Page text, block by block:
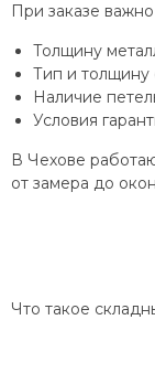
При заказе важно
Толщину
Тип и толщину
Наличие
Условия
В Чехове
от замера до
Что такое